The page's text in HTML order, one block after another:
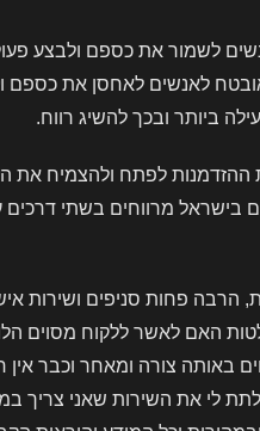
לשמור את כספם ולבצע
לאנשים לאחסן את כספם
ביותר ובכך להשיג רווח.
ההזדמנות לפתח ולהצמיח
מרווחים בשתי דרכים
פחות סניפים ושירות
האם לאשר ללקוח מסוים
באותה צורה ומאחר וכבר
לי את השירות שאני צריך